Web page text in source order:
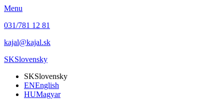
Menu
031/781 12 81
kajal@kajal.sk
SKSlovensky
SKSlovensky
ENEnglish
HUMagyar